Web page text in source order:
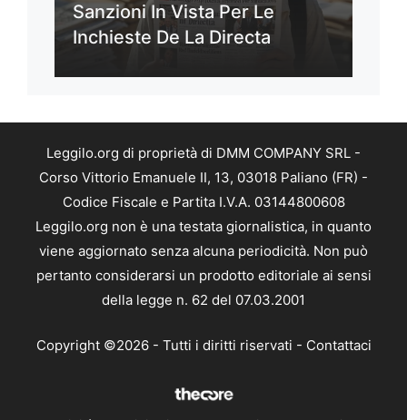
Sanzioni In Vista Per Le
Inchieste De La Directa
Leggilo.org di proprietà di DMM COMPANY SRL -
Corso Vittorio Emanuele II, 13, 03018 Paliano (FR) -
Codice Fiscale e Partita I.V.A. 03144800608
Leggilo.org non è una testata giornalistica, in quanto
viene aggiornato senza alcuna periodicità. Non può
pertanto considerarsi un prodotto editoriale ai sensi
della legge n. 62 del 07.03.2001
Copyright ©2026 - Tutti i diritti riservati - Contattaci